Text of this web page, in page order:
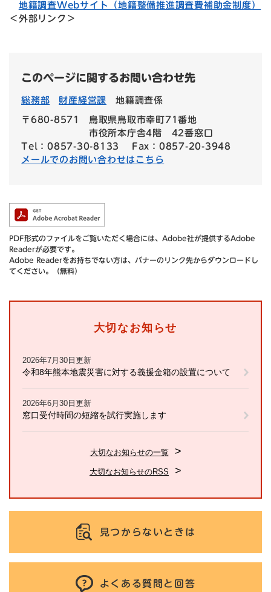
地籍調査Webサイト（地籍整備推進調査費補助金制度）
＜外部リンク＞
このページに関するお問い合わせ先
総務部 財産経営課 地籍調査係
〒680-8571
鳥取県鳥取市幸町71番地
市役所本庁舎4階 42番窓口
Tel：0857-30-8133
Fax：0857-20-3948
メールでのお問い合わせはこちら
PDF形式のファイルをご覧いただく場合には、Adobe社が提供するAdobe
Readerが必要です。
Adobe Readerをお持ちでない方は、バナーのリンク先からダウンロードし
てください。（無料）
大切なお知らせ
2026年7月30日更新
令和8年熊本地震災害に対する義援金箱の設置について
2026年6月30日更新
窓口受付時間の短縮を試行実施します
大切なお知らせの一覧
大切なお知らせのRSS
見つからないときは
よくある質問と回答